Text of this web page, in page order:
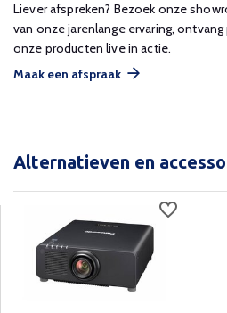
Liever afspreken? Bezoek onze
van onze jarenlange ervaring,
onze producten live in actie.
Maak een afspraak
Alternatieven en